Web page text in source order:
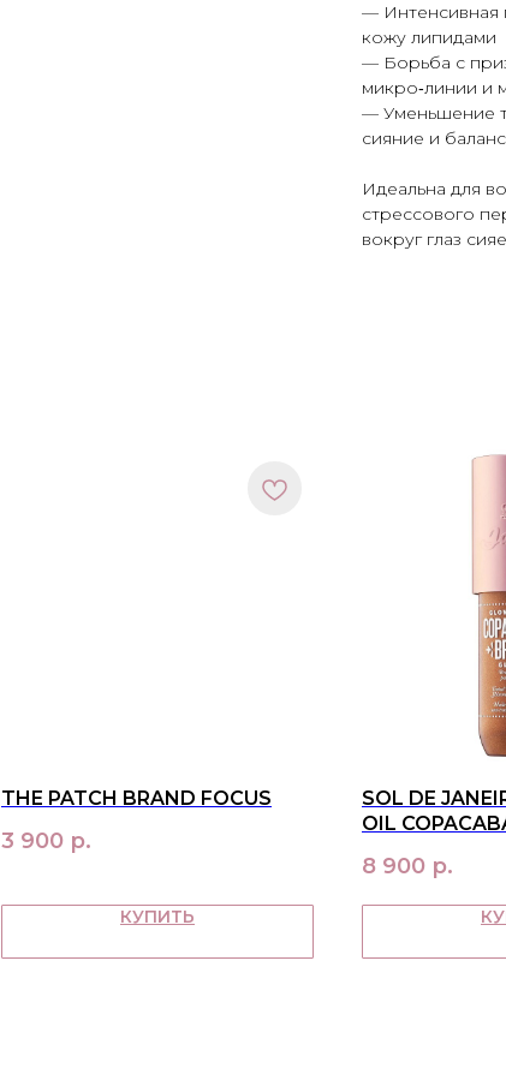
— Интенсивная
кожу липидами
— Борьба с
микро‑линии и
— Уменьшение
сияние и баланс
Идеальна для
стрессового
вокруг глаз
THE PATCH BRAND FOCUS
3 900 р.
КУПИТЬ
SOL DE
OIL
8 900 р.